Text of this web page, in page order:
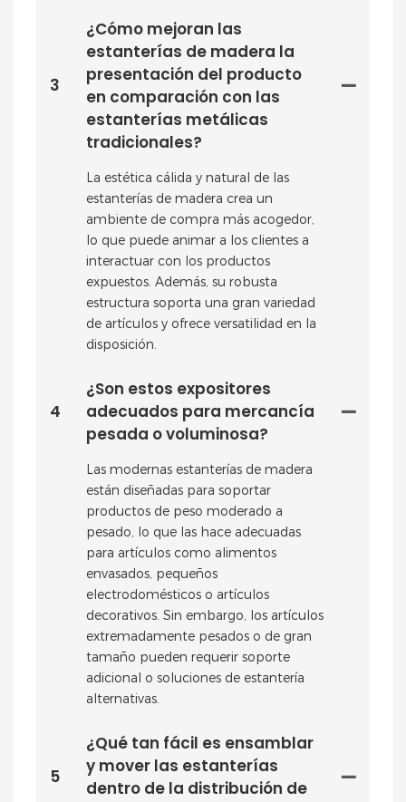
3
¿Cómo mejoran las
estanterías de madera la
presentación del producto
en comparación con las
estanterías metálicas
tradicionales?
La estética cálida y natural de las
estanterías de madera crea un
ambiente de compra más acogedor,
lo que puede animar a los clientes a
interactuar con los productos
expuestos. Además, su robusta
estructura soporta una gran variedad
de artículos y ofrece versatilidad en la
disposición.
4
¿Son estos expositores
adecuados para mercancía
pesada o voluminosa?
Las modernas estanterías de madera
están diseñadas para soportar
productos de peso moderado a
pesado, lo que las hace adecuadas
para artículos como alimentos
envasados, pequeños
electrodomésticos o artículos
decorativos. Sin embargo, los artículos
extremadamente pesados ​​o de gran
tamaño pueden requerir soporte
adicional o soluciones de estantería
alternativas.
5
¿Qué tan fácil es ensamblar
y mover las estanterías
dentro de la distribución de